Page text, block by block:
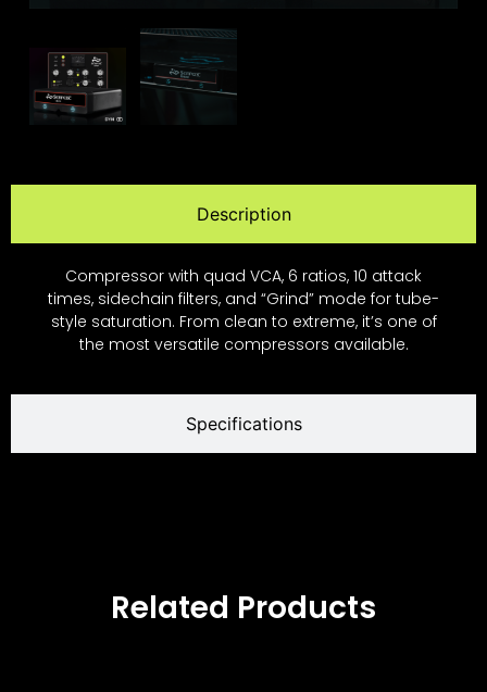
Description
Specifications
Compressor with quad VCA, 6 ratios, 10 attack
times, sidechain filters, and “Grind” mode for tube-
style saturation. From clean to extreme, it’s one of
the most versatile compressors available.
Related Products